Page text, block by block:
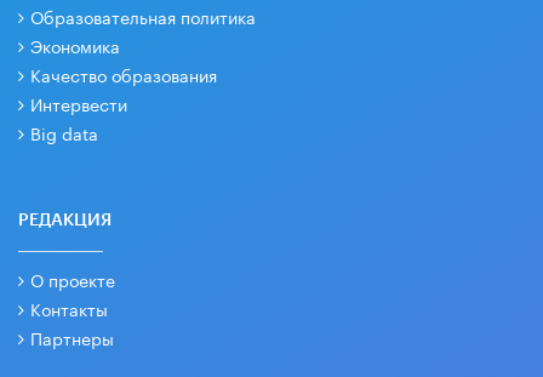
Образовательная политика
Экономика
Качество образования
Интервести
Big data
РЕДАКЦИЯ
О проекте
Контакты
Партнеры